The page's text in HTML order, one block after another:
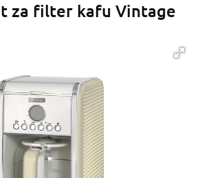
za filter kafu Vintage